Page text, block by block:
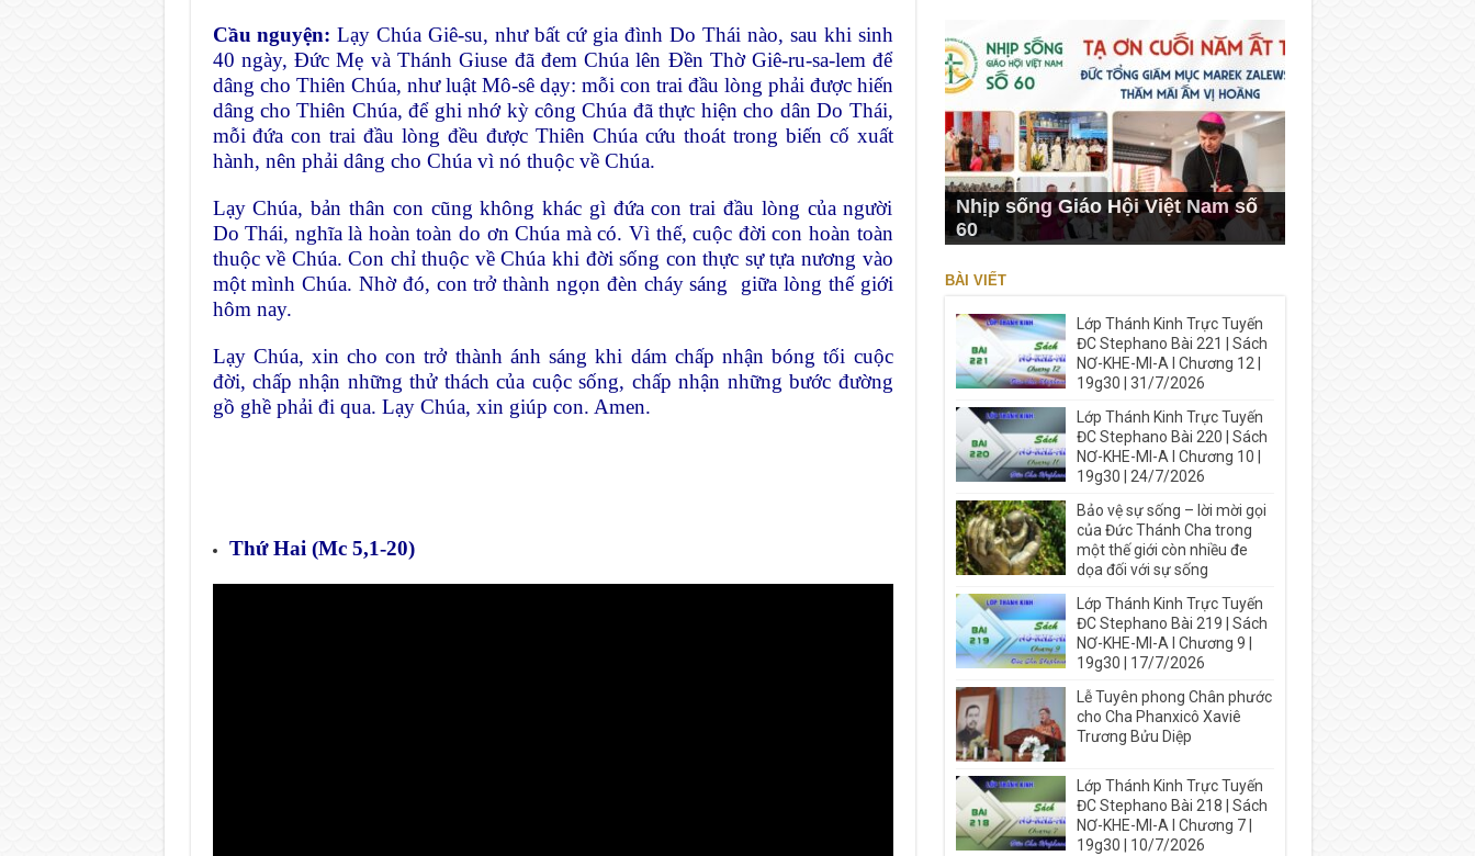
Cầu nguyện:Lạy Chúa Giê-su, như bất cứ gia đình Do Thái nào, sau khi sinh
40 ngày, Đức Mẹ và Thánh Giuse đã đem Chúa lên Đền Thờ Giê-ru-sa-lem để
dâng cho Thiên Chúa, như luật Mô-sê dạy: mỗi con trai đầu lòng phải được hiến
dâng cho Thiên Chúa, để ghi nhớ kỳ công Chúa đã thực hiện cho dân Do Thái,
mỗi đứa con trai đầu lòng đều được Thiên Chúa cứu thoát trong biến cố xuất
hành, nên phải dâng cho Chúa vì nó thuộc về Chúa.
Lạy Chúa, bản thân con cũng không khác gì đứa con trai đầu lòng của người
Do Thái, nghĩa là hoàn toàn do ơn Chúa mà có. Vì thế, cuộc đời con hoàn toàn
thuộc về Chúa. Con chỉ thuộc về Chúa khi đời sống con thực sự tựa nương vào
một mình Chúa. Nhờ đó, con trở thành ngọn đèn cháy sáng giữa lòng thế giới
hôm nay.
Lạy Chúa, xin cho con trở thành ánh sáng khi dám chấp nhận bóng tối cuộc
đời, chấp nhận những thử thách của cuộc sống, chấp nhận những bước đường
gồ ghề phải đi qua. Lạy Chúa, xin giúp con. Amen.
Thứ Hai (Mc 5,1-20)
Nhịp sống Giáo Hội Việt Nam số
60
BÀI VIẾT
Lớp Thánh Kinh Trực Tuyến
ĐC Stephano Bài 221 | Sách
NƠ-KHE-MI-A I Chương 12 |
19g30 | 31/7/2026
Lớp Thánh Kinh Trực Tuyến
ĐC Stephano Bài 220 | Sách
NƠ-KHE-MI-A I Chương 10 |
19g30 | 24/7/2026
Bảo vệ sự sống – lời mời gọi
của Đức Thánh Cha trong
một thế giới còn nhiều đe
dọa đối với sự sống
Lớp Thánh Kinh Trực Tuyến
ĐC Stephano Bài 219 | Sách
NƠ-KHE-MI-A I Chương 9 |
19g30 | 17/7/2026
Lễ Tuyên phong Chân phước
cho Cha Phanxicô Xaviê
Trương Bửu Diệp
Lớp Thánh Kinh Trực Tuyến
ĐC Stephano Bài 218 | Sách
NƠ-KHE-MI-A I Chương 7 |
19g30 | 10/7/2026